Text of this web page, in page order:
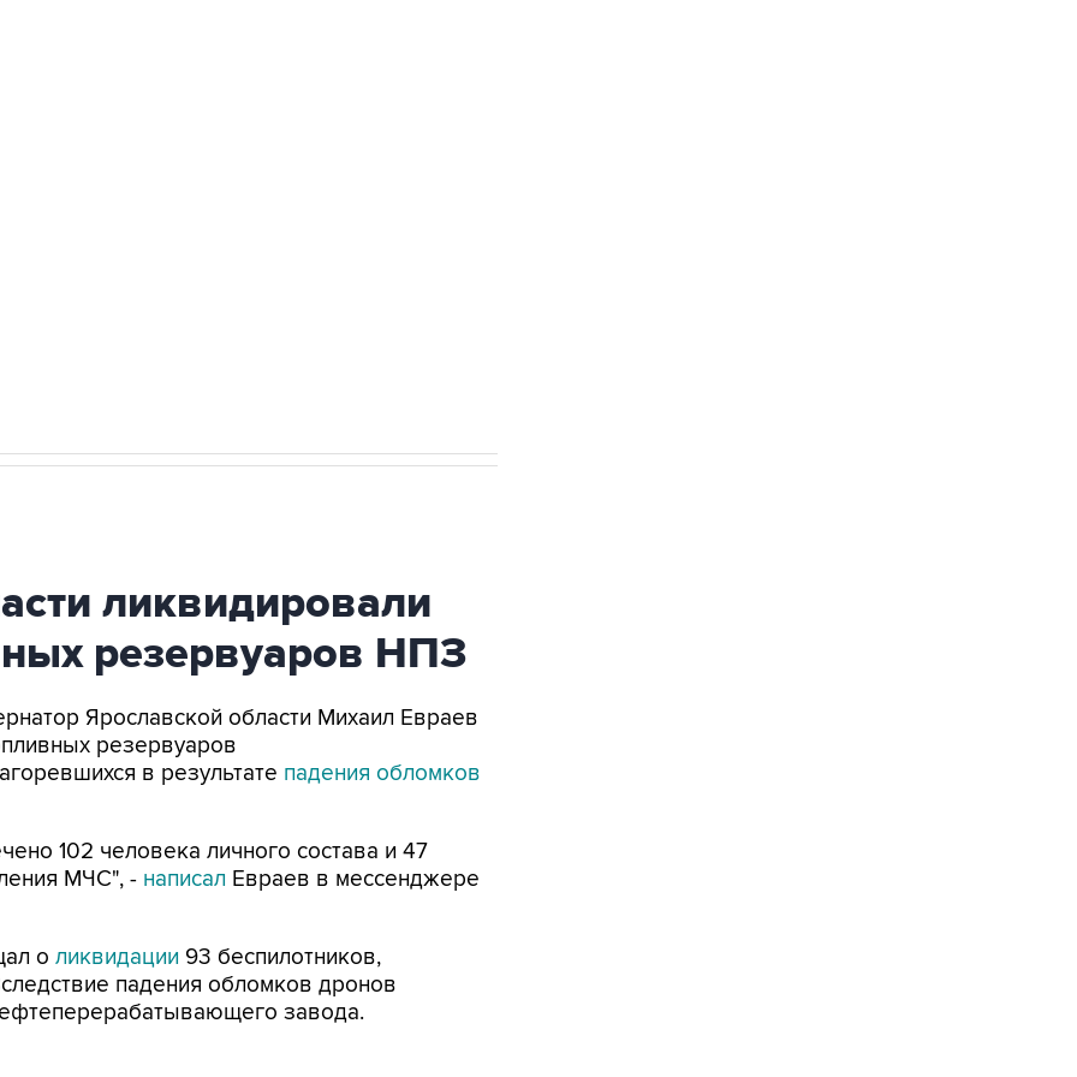
ликвидировали
резервуаров НПЗ
Ярославской области Михаил Евраев
резервуаров
в результате падения обломков
102 человека личного состава и 47
МЧС", - написал Евраев в мессенджере
о ликвидации 93 беспилотников,
падения обломков дронов
завода.